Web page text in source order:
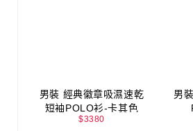
男裝 經典徽章吸濕速乾
短袖POLO衫-卡其色
$3380
男